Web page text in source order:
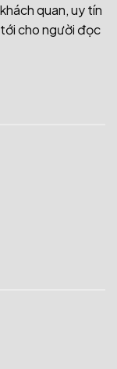
quan, uy tín
cho người đọc